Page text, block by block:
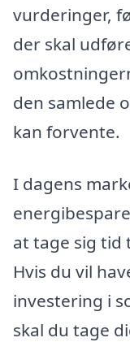
vurderinger,
der skal
den samlede
kan forvente.
I dagens
at tage sig tid
Hvis du vil
investering i
skal du tage